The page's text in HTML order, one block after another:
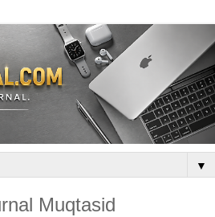
▼
Muqtasid